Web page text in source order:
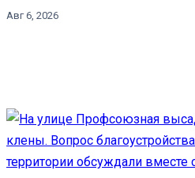
Авг 6, 2026